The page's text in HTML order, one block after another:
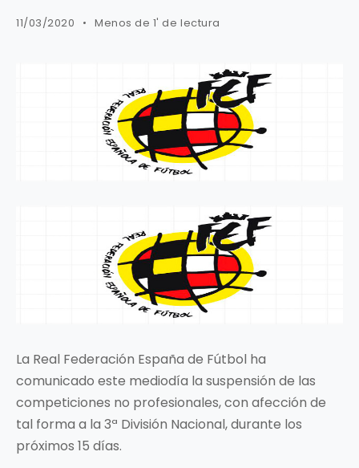
11/03/2020 Menos de 1' de lectura
La Real Federación España de Fútbol ha
comunicado este mediodía la suspensión de las
competiciones no profesionales, con afección de
tal forma a la 3ª División Nacional, durante los
próximos 15 días.